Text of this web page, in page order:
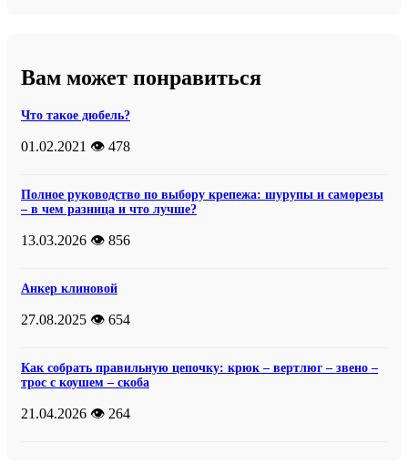
Вам может понравиться
Что такое дюбель?
01.02.2021 👁️ 478
Полное руководство по выбору крепежа: шурупы и саморезы
– в чем разница и что лучше?
13.03.2026 👁️ 856
Анкер клиновой
27.08.2025 👁️ 654
Как собрать правильную цепочку: крюк – вертлюг – звено –
трос с коушем – скоба
21.04.2026 👁️ 264